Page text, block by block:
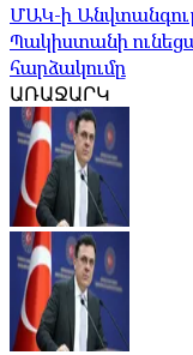
ՄԱԿ-ի
Պակիստանի
հարձակումը
ԱՌԱՋԱՐԿ